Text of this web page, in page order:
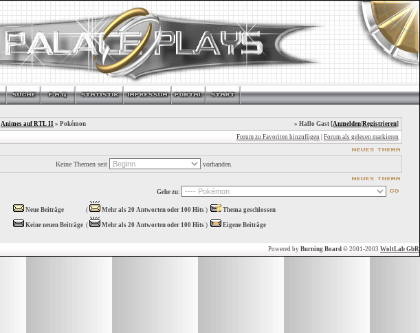
Animes auf RTL II » Pokémon » Hallo Gast [Anmelden Registrieren]
Forum zu Favoriten hinzufügen Forum als gelesen markieren
Keine Themen seit vorhanden.
Gehe zu:
Neue Beiträge ( Mehr als 20 Antworten oder 100 Hits ) Thema geschlossen
Keine neuen Beiträge ( Mehr als 20 Antworten oder 100 Hits ) Eigene Beiträge
Powered by Burning Board © 2001-2003 WoltLab GbR